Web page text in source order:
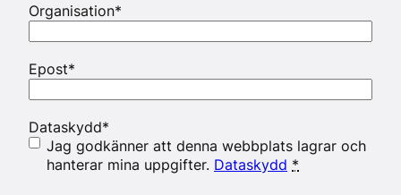
Organisation*
Epost*
Dataskydd*
Jag godkänner att denna webbplats lagrar och
hanterar mina uppgifter. Dataskydd *